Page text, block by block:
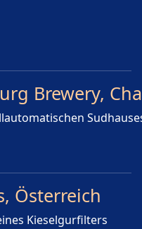
Brewery,
Österreich
Kieselgurfilters